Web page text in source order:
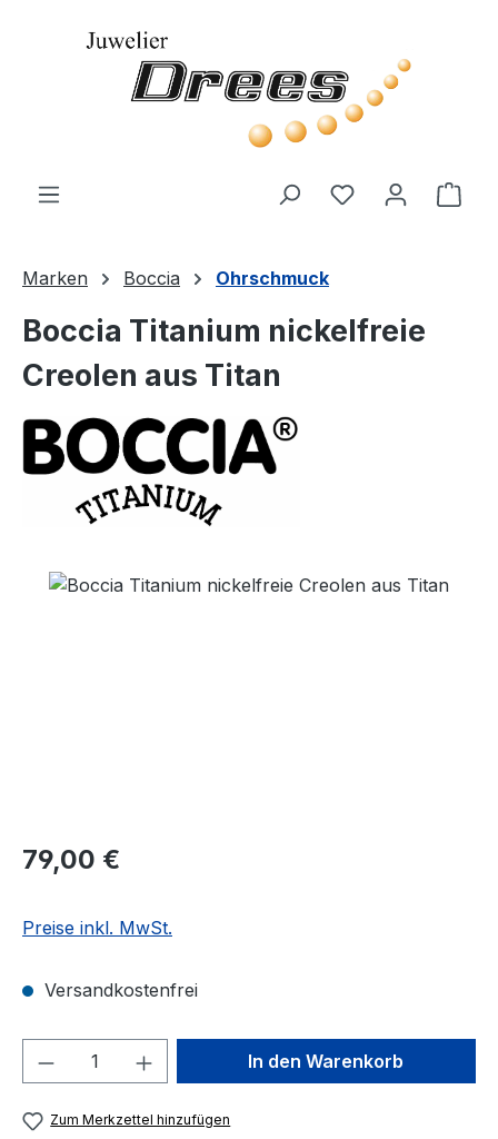
Zum Hauptinhalt springen
Du hast 0
Marken Boccia Ohrschmuck
Boccia Titanium nickelfreie
Creolen aus Titan
Regulärer Preis:
79,00 €
Preise inkl. MwSt.
Versandkostenfrei
Produkt Anzahl: Gib denIn den Warenkorb
Zum Merkzettel hinzufügen